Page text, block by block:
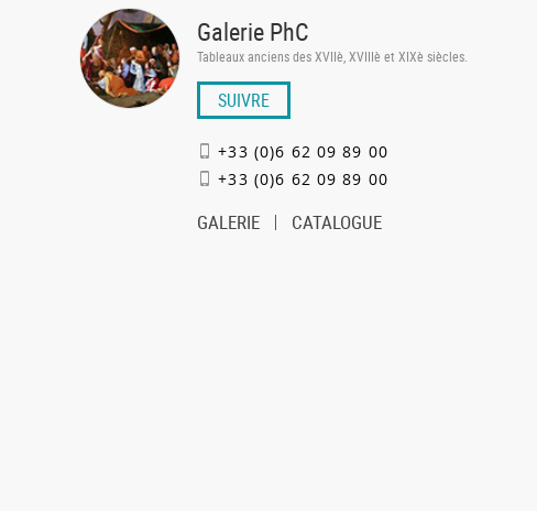
Galerie PhC
Tableaux anciens des XVIIè, XVIIIè et XIXè siècles.
SUIVRE
+33 (0)6 62 09 89 00
+33 (0)6 62 09 89 00
GALERIE CATALOGUE